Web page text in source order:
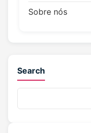
Sobre nós
Search